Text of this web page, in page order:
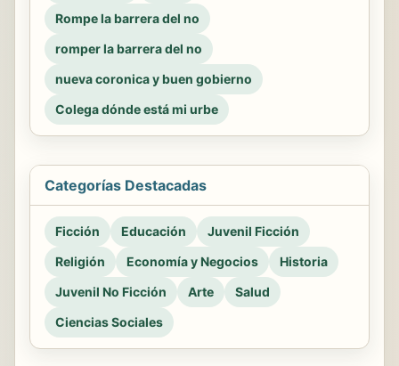
Rompe la barrera del no
romper la barrera del no
nueva coronica y buen gobierno
Colega dónde está mi urbe
Categorías Destacadas
Ficción Educación
Juvenil Ficción
Religión
Economía y Negocios
Historia
Juvenil No Ficción
Arte
Salud
Ciencias Sociales